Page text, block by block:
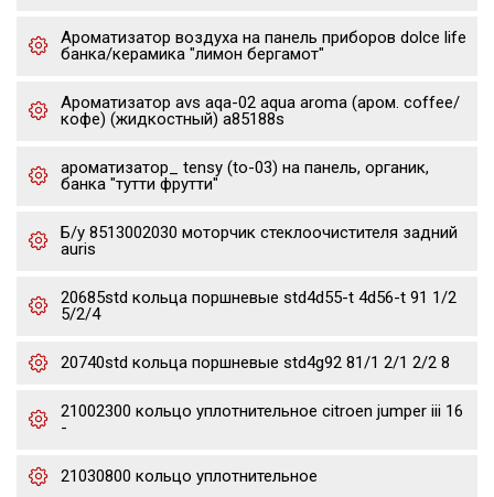
Ароматизатор воздуха на панель приборов dolce life
банка/керамика "лимон бергамот"
Ароматизатор avs aqa-02 aqua aroma (аром. coffee/
кофе) (жидкостный) a85188s
ароматизатор_ tensy (to-03) на панель, органик,
банка "тутти фрутти"
Б/у 8513002030 моторчик стеклоочистителя задний
auris
20685std кольца поршневые std4d55-t 4d56-t 91 1/2
5/2/4
20740std кольца поршневые std4g92 81/1 2/1 2/2 8
21002300 кольцо уплотнительное citroen jumper iii 16
-
21030800 кольцо уплотнительное